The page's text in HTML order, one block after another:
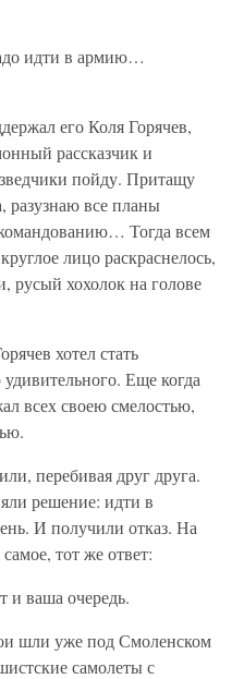
идти в армию…
его Коля Горячев,
рассказчик и
пойду. Притащу
разузнаю все планы
Тогда всем
лицо раскраснелось,
русый хохолок на голове
хотел стать
Еще когда
всех своею смелостью,
перебивая друг друга.
решение: идти в
И получили отказ. На
тот же ответ:
и ваша очередь.
шли уже под Смоленском
самолеты с